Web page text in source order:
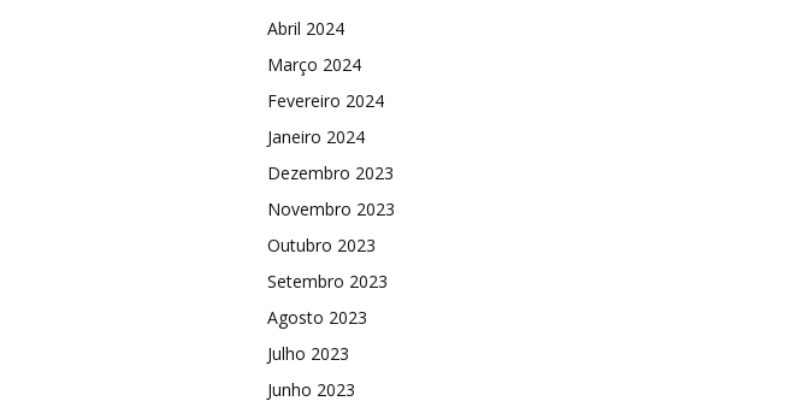
Abril 2024
Março 2024
Fevereiro 2024
Janeiro 2024
Dezembro 2023
Novembro 2023
Outubro 2023
Setembro 2023
Agosto 2023
Julho 2023
Junho 2023